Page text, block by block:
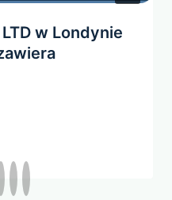
w Londynie